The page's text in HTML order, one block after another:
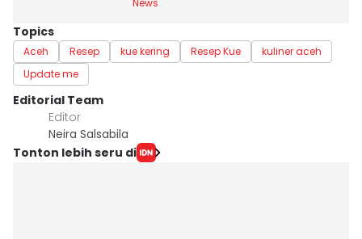
News
Topics
Aceh Resep kue kering Resep Kue
kuliner aceh
Update me
Editorial Team
Editor
Neira Salsabila
Tonton lebih seru di